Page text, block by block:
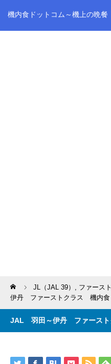
機内食ドットコム～機上の晩餐
Home JL（JAL 39） , ファース
伊丹 ファーストクラス 機内食
JAL 羽田～伊丹 ファースト